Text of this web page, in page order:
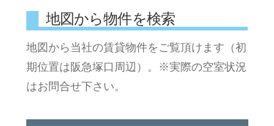
地図から物件を検索
地図から当社の賃貸物件をご覧頂けます（初
期位置は阪急塚口周辺）。※実際の空室状況
はお問合せ下さい。